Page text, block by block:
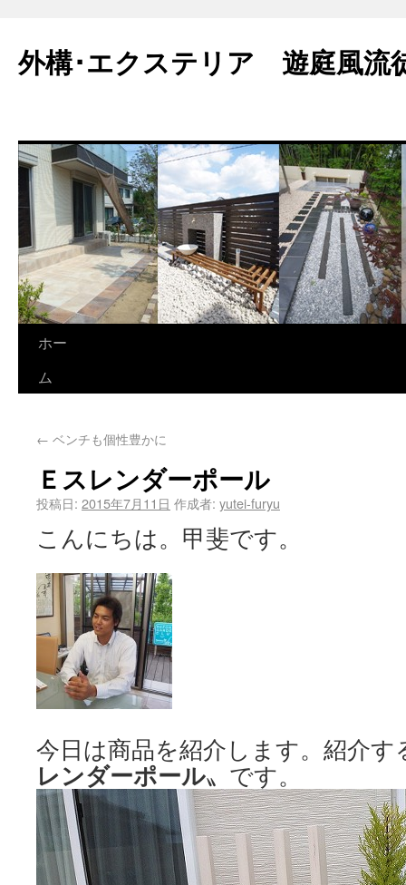
外構･エクステリア 遊庭風流
ホー
ム
← ベンチも個性豊かに
Ｅスレンダーポール
投稿日: 2015年7月11日 作成者: yutei-furyu
こんにちは。甲斐です。
今日は商品を紹介します。紹介
レンダーポール〟です。